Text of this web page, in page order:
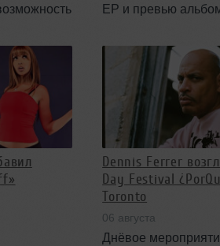
On
до 12
ждут
от
EP и превью
melodic house и
музыки. В центре
совместный трек
W&W, релизы
de Vries, новый
шеститрековый EP
Dennis Ferrer
Day Festival
Toronto
06 августа
Днёвое